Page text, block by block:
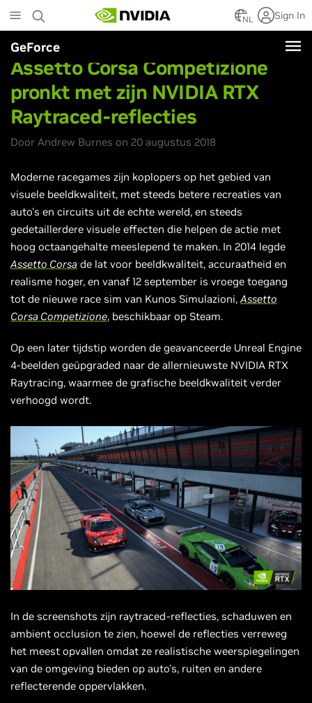
to
main
content
NL Sign In
GeForce
Assetto Corsa Competizione
pronkt met zijn NVIDIA RTX
Raytraced-reflecties
Door Andrew Burnes on 20 augustus 2018
Moderne racegames zijn koplopers op het gebied van
visuele beeldkwaliteit, met steeds betere recreaties van
auto's en circuits uit de echte wereld, en steeds
gedetaillerdere visuele effecten die helpen de actie met
hoog octaangehalte meeslepend te maken. In 2014 legde
Assetto Corsa de lat voor beeldkwaliteit, accuraatheid en
realisme hoger, en vanaf 12 september is vroege toegang
tot de nieuwe race sim van Kunos Simulazioni,Assetto
Corsa Competizione, beschikbaar op Steam.
Op een later tijdstip worden de geavanceerde Unreal Engine
4-beelden geüpgraded naar de allernieuwste NVIDIA RTX
Raytracing, waarmee de grafische beeldkwaliteit verder
verhoogd wordt.
In de screenshots zijn raytraced-reflecties, schaduwen en
ambient occlusion te zien, hoewel de reflecties verreweg
het meest opvallen omdat ze realistische weerspiegelingen
van de omgeving bieden op auto's, ruiten en andere
reflecterende oppervlakken.